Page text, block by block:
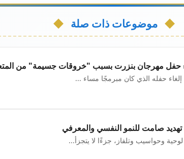
موضوعات ذات صلة
حفل مهرجان بنزرت بسبب "خروقات جسيمة" من
إلغاء حفله الذي كان مبرمجًا مساء ...
صامت للنمو النفسي والمعرفي
وحواسيب وتلفاز، جزءًا لا يتجزأ...